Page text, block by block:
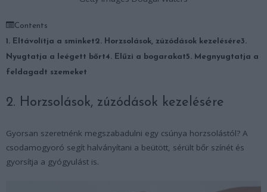
Contents
1. Eltávolítja a sminket2. Horzsolások, zúzódások kezelésére3.
Nyugtatja a leégett bőrt4. Elűzi a bogarakat5. Megnyugtatja a
feldagadt szemeket
2. Horzsolások, zúzódások kezelésére
Gyorsan szeretnénk megszabadulni egy csúnya horzsolástól? A
csodamogyoró segít halványítani a beütött, sérült bőr színét és
gyorsítja a gyógyulást is.